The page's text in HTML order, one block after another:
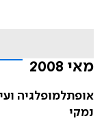
מאי 2008
אופתלמופלגיה
נמקי